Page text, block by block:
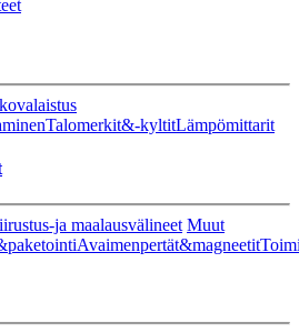
Talomerkit&-kyltitLämpömittarit
ja maalausvälineet Muut
Avaimenpertät&magneetit